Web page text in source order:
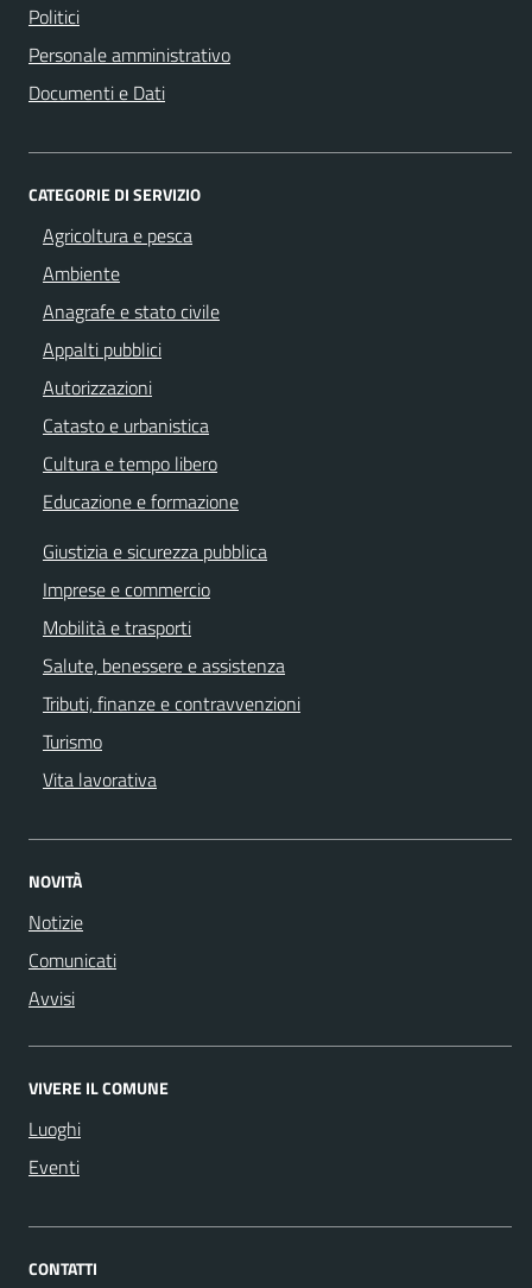
Politici
Personale amministrativo
Documenti e Dati
CATEGORIE DI SERVIZIO
Agricoltura e pesca
Ambiente
Anagrafe e stato civile
Appalti pubblici
Autorizzazioni
Catasto e urbanistica
Cultura e tempo libero
Educazione e formazione
Giustizia e sicurezza pubblica
Imprese e commercio
Mobilità e trasporti
Salute, benessere e assistenza
Tributi, finanze e contravvenzioni
Turismo
Vita lavorativa
NOVITÀ
Notizie
Comunicati
Avvisi
VIVERE IL COMUNE
Luoghi
Eventi
CONTATTI